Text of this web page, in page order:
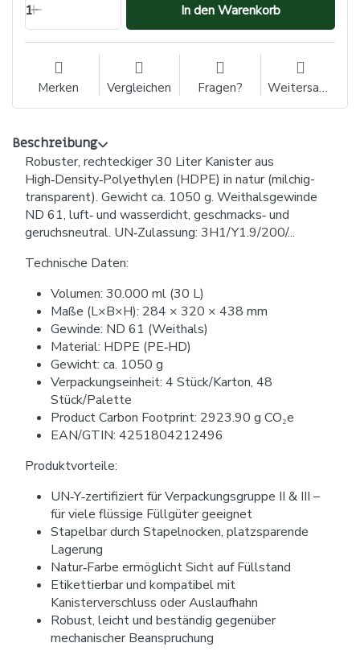
1 In den Warenkorb
Merken Vergleichen Fragen? Weitersagen
Beschreibung
Robuster, rechteckiger 30 Liter Kanister aus
High‑Density‑Polyethylen (HDPE) in natur (milchig-
transparent). Gewicht ca. 1050 g. Weithalsgewinde
ND 61, luft‑ und wasserdicht, geschmacks‑ und
geruchsneutral. UN‑Zulassung: 3H1/Y1.9/200/...
Technische Daten:
Volumen: 30.000 ml (30 L)
Maße (L×B×H): 284 × 320 × 438 mm
Gewinde: ND 61 (Weithals)
Material: HDPE (PE‑HD)
Gewicht: ca. 1050 g
Verpackungseinheit: 4 Stück/Karton, 48
Stück/Palette
Product Carbon Footprint: 2923.90 g CO₂e
EAN/GTIN: 4251804212496
Produktvorteile:
UN‑Y‑zertifiziert für Verpackungsgruppe II & III –
für viele flüssige Füllgüter geeignet
Stapelbar durch Stapelnocken, platzsparende
Lagerung
Natur‑Farbe ermöglicht Sicht auf Füllstand
Etikettierbar und kompatibel mit
Kanisterverschluss oder Auslaufhahn
Robust, leicht und beständig gegenüber
mechanischer Beanspruchung